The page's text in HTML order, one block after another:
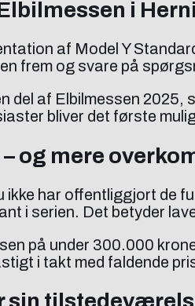
i
af Model Y
frem og svare på
del af Elbilmessen
bliver det første
og mere
ikke har offentliggjort de
i serien. Det betyder
på under 300.000
i takt med faldende
sin